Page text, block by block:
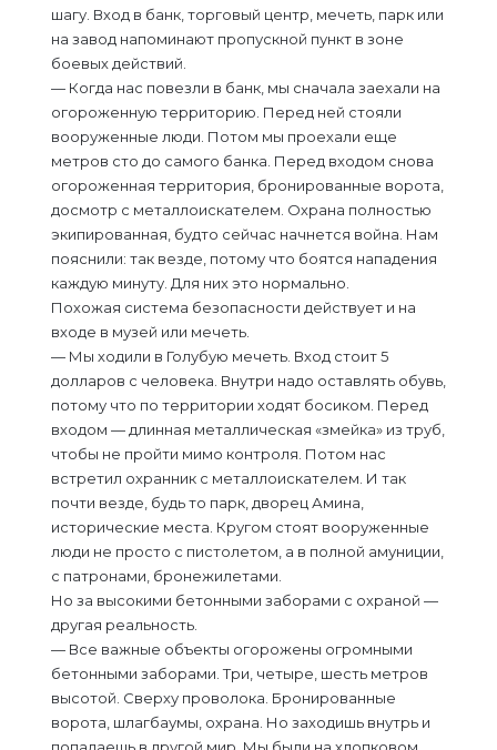
шагу. Вход в банк, торговый центр, мечеть, парк или
на завод напоминают пропускной пункт в зоне
боевых действий.
— Когда нас повезли в банк, мы сначала заехали на
огороженную территорию. Перед ней стояли
вооруженные люди. Потом мы проехали еще
метров сто до самого банка. Перед входом снова
огороженная территория, бронированные ворота,
досмотр с металлоискателем. Охрана полностью
экипированная, будто сейчас начнется война. Нам
пояснили: так везде, потому что боятся нападения
каждую минуту. Для них это нормально.
Похожая система безопасности действует и на
входе в музей или мечеть.
— Мы ходили в Голубую мечеть. Вход стоит 5
долларов с человека. Внутри надо оставлять обувь,
потому что по территории ходят босиком. Перед
входом — длинная металлическая «змейка» из труб,
чтобы не пройти мимо контроля. Потом нас
встретил охранник с металлоискателем. И так
почти везде, будь то парк, дворец Амина,
исторические места. Кругом стоят вооруженные
люди не просто с пистолетом, а в полной амуниции,
с патронами, бронежилетами.
Но за высокими бетонными заборами с охраной —
другая реальность.
— Все важные объекты огорожены огромными
бетонными заборами. Три, четыре, шесть метров
высотой. Сверху проволока. Бронированные
ворота, шлагбаумы, охрана. Но заходишь внутрь и